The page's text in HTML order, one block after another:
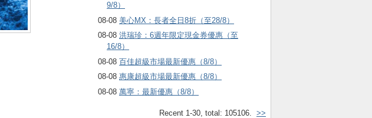
9/8）
08-08 美心MX：長者全日8折（至28/8）
08-08 洪瑞珍：6週年限定現金券優惠（至
16/8）
08-08 百佳超級市場最新優惠（8/8）
08-08 惠康超級市場最新優惠（8/8）
08-08 萬寧：最新優惠（8/8）
Recent 1-30, total: 105106. >>